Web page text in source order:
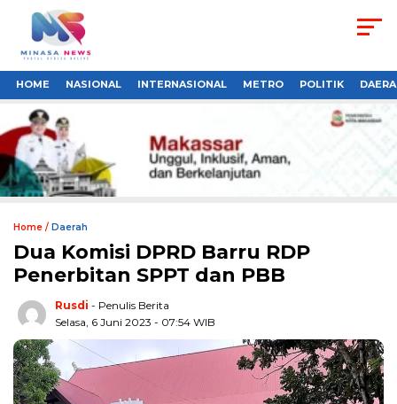
HOME NASIONAL INTERNASIONAL METRO POLITIK
Home / Daerah
Dua Komisi DPRD Barru RDP
Penerbitan SPPT dan PBB
Rusdi - Penulis Berita
Selasa, 6 Juni 2023 - 07:54 WIB